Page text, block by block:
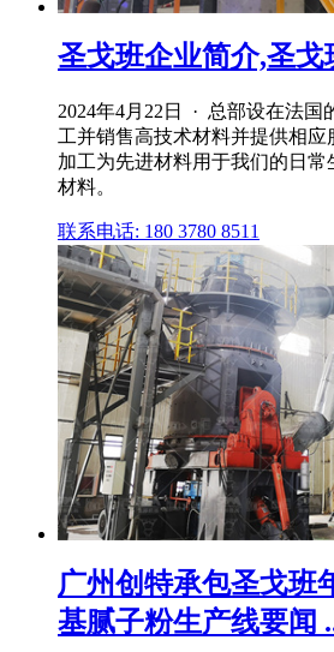
圣戈班企业简介,圣戈
2024年4月22日 · 总部设在法国
工并销售高技术材料并提供相
加工为先进材料用于我们的日
材料。
联系电话: 180 3780 8511
广州创特承包圣戈班
基腻子粉生产线要闻